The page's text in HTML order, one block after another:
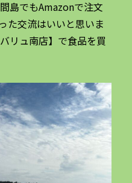
島でもAmazonで注文
た交流はいいと思いま
リュ南店】で食品を買